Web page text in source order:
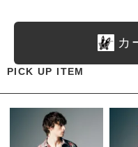
カ
PICK UP ITEM